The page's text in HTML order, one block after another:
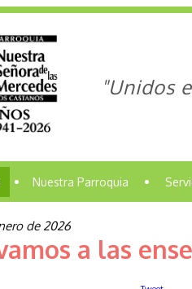
"Unidos
• Nuestra Parroquia •
de 2026
a las